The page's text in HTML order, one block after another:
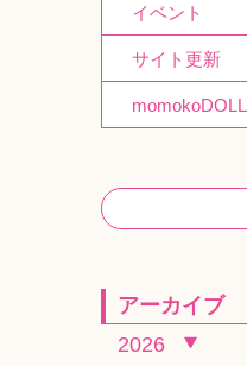
イベント
サイト更新
momokoDOLL
アーカイブ
2026